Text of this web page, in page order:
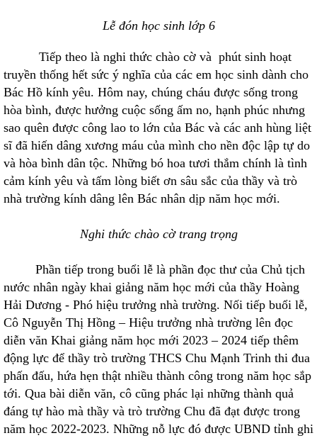
Lễ đón học sinh lớp 6
Tiếp theo là nghi thức chào cờ và phút sinh hoạt
truyền thống hết sức ý nghĩa của các em học sinh dành cho
Bác Hồ kính yêu. Hôm nay, chúng cháu được sống trong
hòa bình, được hưởng cuộc sống ấm no, hạnh phúc nhưng
sao quên được công lao to lớn của Bác và các anh hùng liệt
sĩ đã hiến dâng xương máu của mình cho nền độc lập tự do
và hòa bình dân tộc. Những bó hoa tươi thắm chính là tình
cảm kính yêu và tấm lòng biết ơn sâu sắc của thầy và trò
nhà trường kính dâng lên Bác nhân dịp năm học mới.
Nghi thức chào cờ trang trọng
Phần tiếp trong buổi lễ là phần đọc thư của Chủ tịch
nước nhân ngày khai giảng năm học mới của thầy Hoàng
Hải Dương - Phó hiệu trưởng nhà trường. Nối tiếp buổi lễ,
Cô Nguyễn Thị Hồng – Hiệu trưởng nhà trường lên đọc
diễn văn Khai giảng năm học mới 2023 – 2024 tiếp thêm
động lực để thầy trò trường THCS Chu Mạnh Trinh thi đua
phấn đấu, hứa hẹn thật nhiều thành công trong năm học sắp
tới. Qua bài diễn văn, cô cũng phác lại những thành quả
đáng tự hào mà thầy và trò trường Chu đã đạt được trong
năm học 2022-2023. Những nỗ lực đó được UBND tỉnh ghi